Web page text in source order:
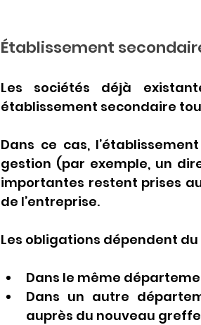
Établissement
Les sociétés déjà
établissement secondaire
Dans ce cas,
gestion (par exemple, un
importantes restent prises
de l’entreprise.
Les obligations dépendent
Dans le même
Dans un autre
auprès du nouveau